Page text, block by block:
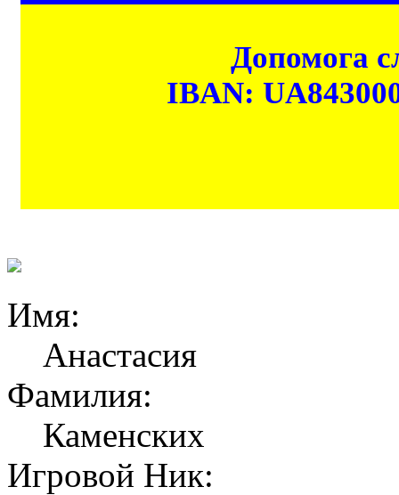
Допомога
IBAN:
Имя:
Анастасия
Фамилия:
Каменских
Игровой Ник: